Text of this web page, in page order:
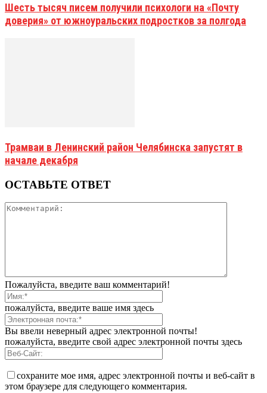
Шесть тысяч писем получили психологи на «Почту
доверия» от южноуральских подростков за полгода
Трамваи в Ленинский район Челябинска запустят в
начале декабря
ОСТАВЬТЕ ОТВЕТ
Пожалуйста, введите ваш комментарий!
пожалуйста, введите ваше имя здесь
Вы ввели неверный адрес электронной почты!
пожалуйста, введите свой адрес электронной почты здесь
сохраните мое имя, адрес электронной почты и веб-сайт в
этом браузере для следующего комментария.